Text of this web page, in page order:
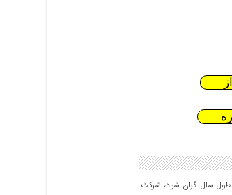
سال گران شود، شرکت